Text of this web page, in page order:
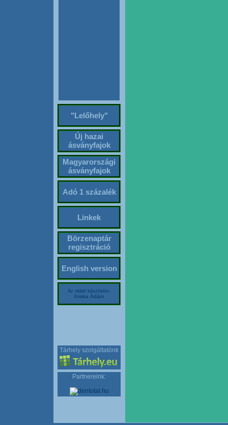
"Lelőhely"
Új hazai
ásványfajok
Magyarországi
ásványfajok
Adó 1 százalék
Linkek
Börzenaptár
regisztráció
English version
Az oldalt készítette:
Kriska Ádám
Tárhely szolgáltatónk
Partnereink: